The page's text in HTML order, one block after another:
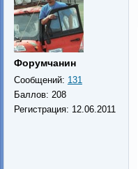
Форумчанин
Сообщений: 131
Баллов: 208
Регистрация: 12.06.2011